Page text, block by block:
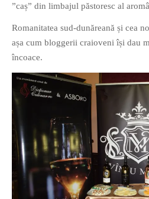
”caș” din limbajul păstoresc al
Romanitatea sud-dunăreană și cea
așa cum bloggerii craioveni își dau
încoace.